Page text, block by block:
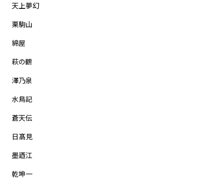
天上夢幻
栗駒山
綿屋
萩の鶴
澤乃泉
水鳥記
蒼天伝
日髙見
墨迺江
乾坤一